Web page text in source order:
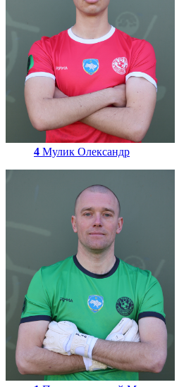
4 Мулик Олександр